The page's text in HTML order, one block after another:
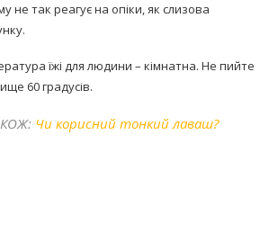
не так реагує на опіки, як слизова
їжі для людини – кімнатна. Не пийте
60 градусів.
Чи корисний тонкий лаваш?